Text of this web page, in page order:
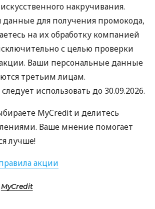
накручивания.
данные для получения промокода,
на их обработку компанией
с целью проверки
акции. Ваши персональные данные
третьим лицам.
использовать до 30.09.2026.
MyCredit и делитесь
Ваше мнение помогает
лучше!
акции
MyCredit